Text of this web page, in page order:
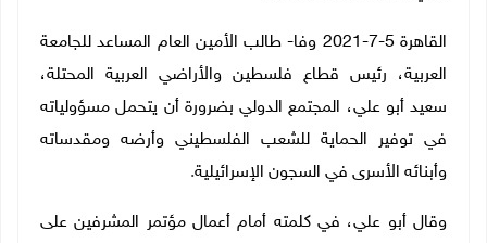
القاهرة 5-7-2021 وفا- طالب الأمين العام المساعد للجامعة
العربية، رئيس قطاع فلسطين والأراضي العربية المحتلة،
سعيد أبو علي، المجتمع الدولي بضرورة أن يتحمل مسؤولياته
في توفير الحماية للشعب الفلسطيني وأرضه ومقدساته
وأبنائه الأسرى في السجون الإسرائيلية.
وقال أبو علي، في كلمته أمام أعمال مؤتمر المشرفين على